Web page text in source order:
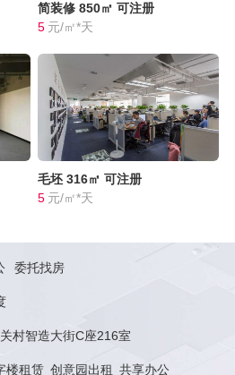
简装修 850㎡ 可注册
5 元/㎡*天
毛坯 316㎡ 可注册
5 元/㎡*天
委托找房
村智造大街C座216室
楼租赁 创意园出租 共享办公